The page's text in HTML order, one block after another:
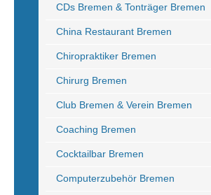
CDs Bremen & Tonträger Bremen
China Restaurant Bremen
Chiropraktiker Bremen
Chirurg Bremen
Club Bremen & Verein Bremen
Coaching Bremen
Cocktailbar Bremen
Computerzubehör Bremen